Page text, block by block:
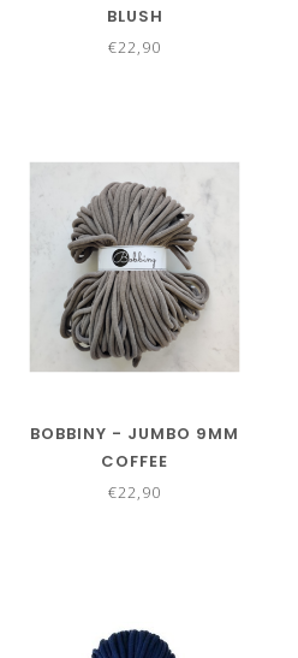
BLUSH
€22,90
BOBBINY - JUMBO 9MM
COFFEE
€22,90